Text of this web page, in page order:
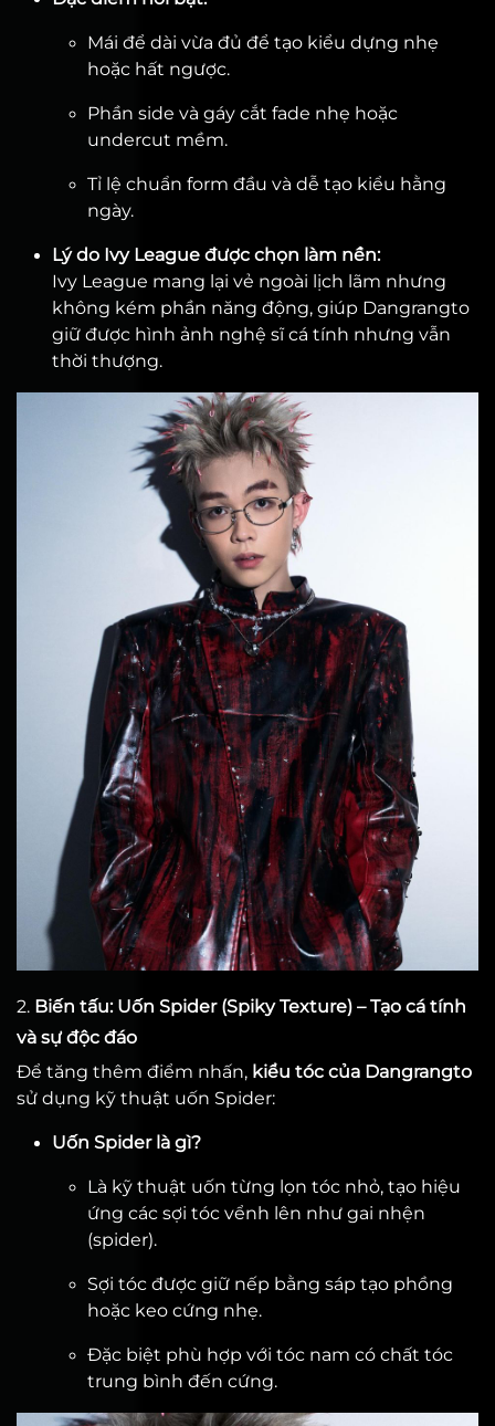
Mái để dài vừa đủ để tạo kiểu dựng nhẹ
hoặc hất ngược.
Phần side và gáy cắt fade nhẹ hoặc
undercut mềm.
Tỉ lệ chuẩn form đầu và dễ tạo kiểu hằng
ngày.
Lý do Ivy League được chọn làm nền:
Ivy League mang lại vẻ ngoài lịch lãm nhưng
không kém phần năng động, giúp Dangrangto
giữ được hình ảnh nghệ sĩ cá tính nhưng vẫn
thời thượng.
2. Biến tấu: Uốn Spider (Spiky Texture) – Tạo cá tính
và sự độc đáo
Để tăng thêm điểm nhấn, kiểu tóc của Dangrangto
sử dụng kỹ thuật uốn Spider:
Uốn Spider là gì?
Là kỹ thuật uốn từng lọn tóc nhỏ, tạo hiệu
ứng các sợi tóc vểnh lên như gai nhện
(spider).
Sợi tóc được giữ nếp bằng sáp tạo phồng
hoặc keo cứng nhẹ.
Đặc biệt phù hợp với tóc nam có chất tóc
trung bình đến cứng.